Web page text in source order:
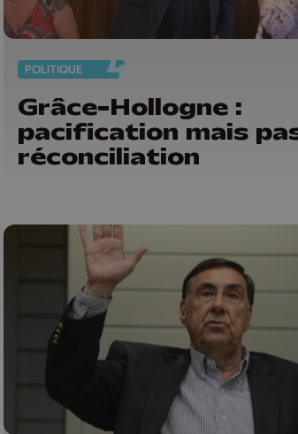
POLITIQUE
Grâce-Hollogne :
pacification mais
réconciliation